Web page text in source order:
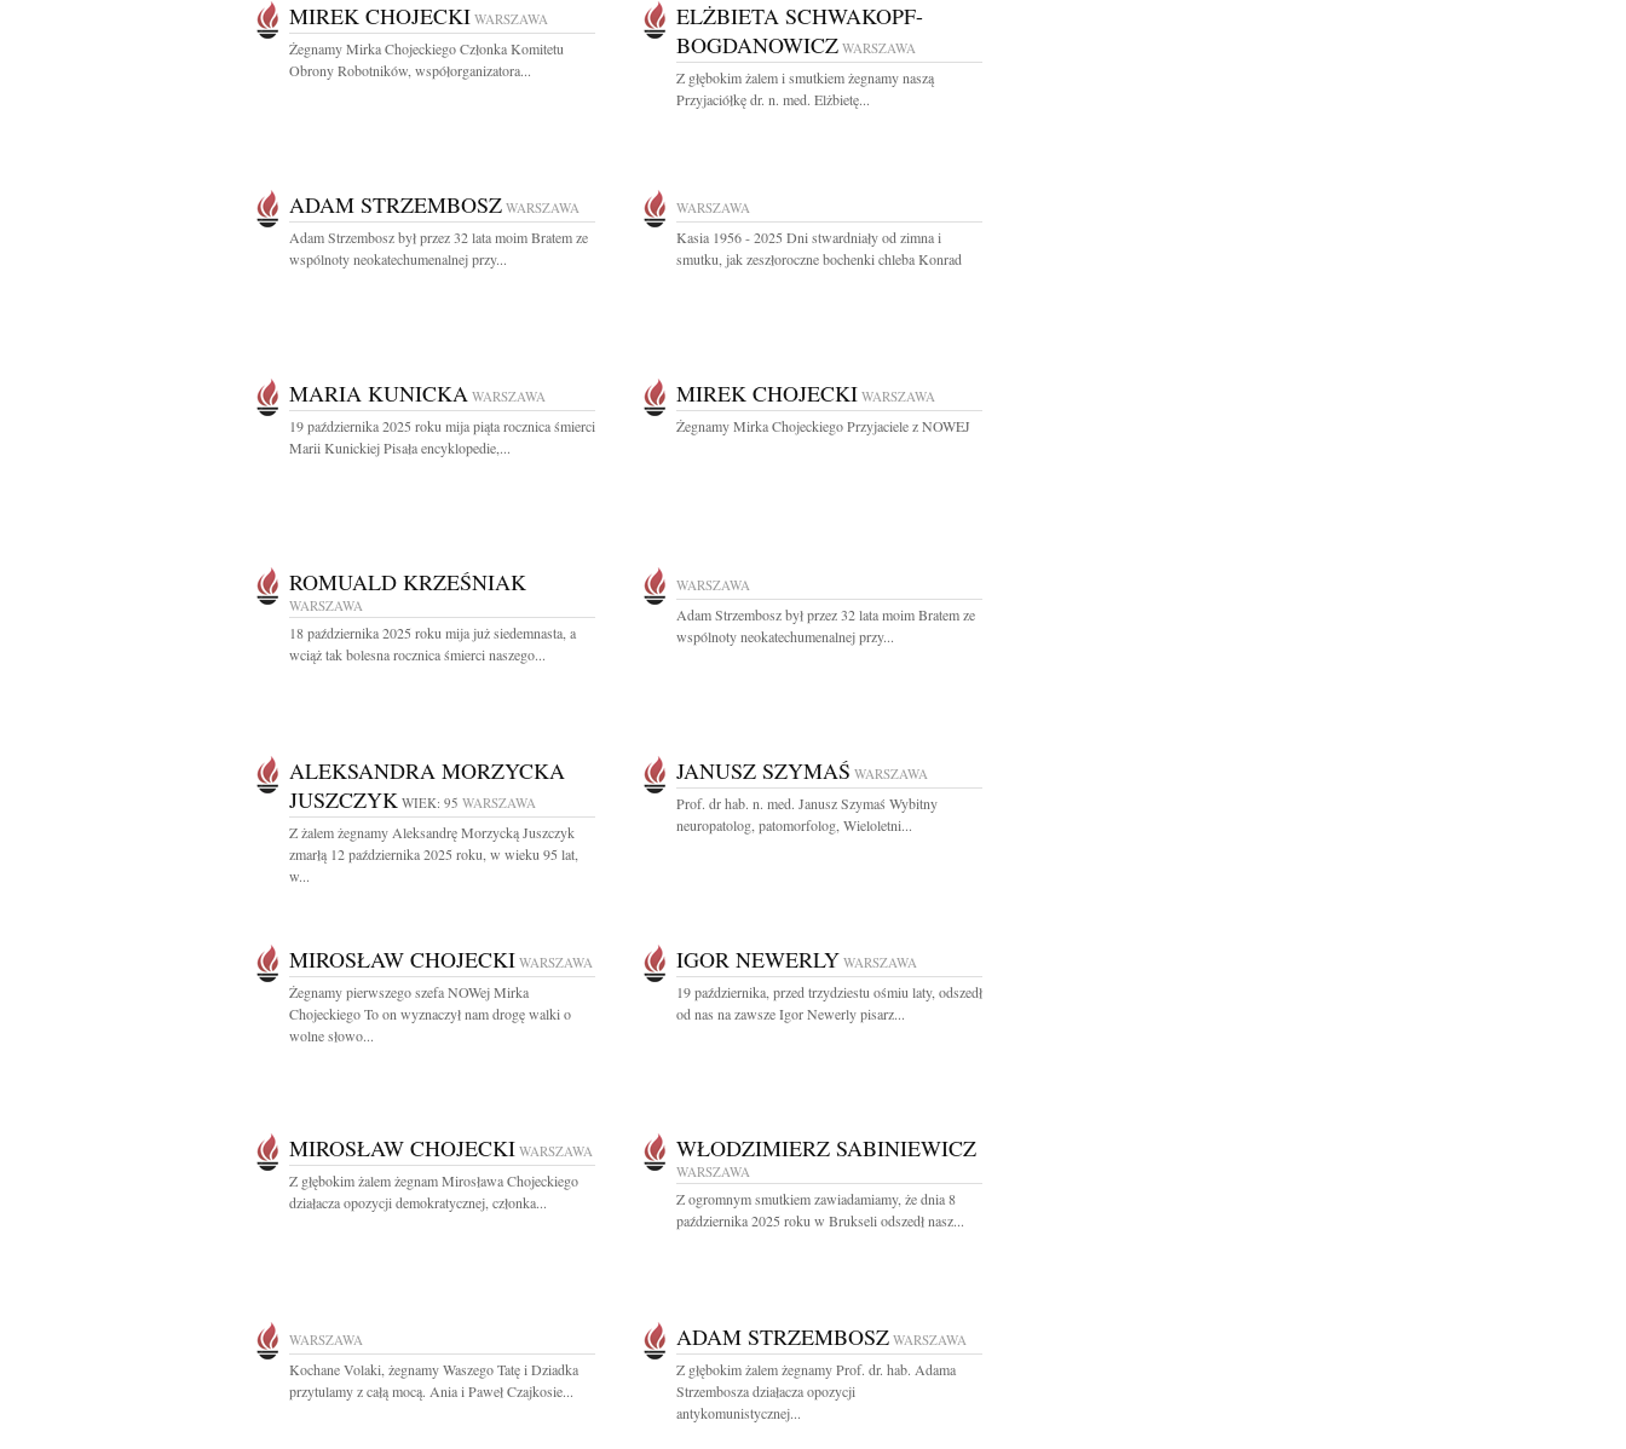
MIREK CHOJECKI WARSZAWA
Żegnamy Mirka Chojeckiego Członka Komitetu
Obrony Robotników, współorganizatora...
ELŻBIETA SCHWAKOPF-
BOGDANOWICZ WARSZAWA
Z głębokim żalem i smutkiem żegnamy naszą
Przyjaciółkę dr. n. med. Elżbietę...
ADAM STRZEMBOSZ WARSZAWA
Adam Strzembosz był przez 32 lata moim Bratem ze
wspólnoty neokatechumenalnej przy...
WARSZAWA
Kasia 1956 - 2025 Dni stwardniały od zimna i
smutku, jak zeszłoroczne bochenki chleba Konrad
MARIA KUNICKA WARSZAWA
19 października 2025 roku mija piąta rocznica śmierci
Marii Kunickiej Pisała encyklopedie,...
MIREK CHOJECKI WARSZAWA
Żegnamy Mirka Chojeckiego Przyjaciele z NOWEJ
ROMUALD KRZEŚNIAK
WARSZAWA
18 października 2025 roku mija już siedemnasta, a
wciąż tak bolesna rocznica śmierci naszego...
WARSZAWA
Adam Strzembosz był przez 32 lata moim Bratem ze
wspólnoty neokatechumenalnej przy...
ALEKSANDRA MORZYCKA
JUSZCZYK WIEK: 95 WARSZAWA
Z żalem żegnamy Aleksandrę Morzycką Juszczyk
zmarłą 12 października 2025 roku, w wieku 95 lat,
w...
JANUSZ SZYMAŚ WARSZAWA
Prof. dr hab. n. med. Janusz Szymaś Wybitny
neuropatolog, patomorfolog, Wieloletni...
MIROSŁAW CHOJECKI WARSZAWA
Żegnamy pierwszego szefa NOWej Mirka
Chojeckiego To on wyznaczył nam drogę walki o
wolne słowo...
IGOR NEWERLY WARSZAWA
19 października, przed trzydziestu ośmiu laty, odszedł
od nas na zawsze Igor Newerly pisarz...
MIROSŁAW CHOJECKI WARSZAWA
Z głębokim żalem żegnam Mirosława Chojeckiego
działacza opozycji demokratycznej, członka...
WŁODZIMIERZ SABINIEWICZ
WARSZAWA
Z ogromnym smutkiem zawiadamiamy, że dnia 8
października 2025 roku w Brukseli odszedł nasz...
WARSZAWA
Kochane Volaki, żegnamy Waszego Tatę i Dziadka
przytulamy z całą mocą. Ania i Paweł Czajkosie...
ADAM STRZEMBOSZ WARSZAWA
Z głębokim żalem żegnamy Prof. dr. hab. Adama
Strzembosza działacza opozycji
antykomunistycznej...